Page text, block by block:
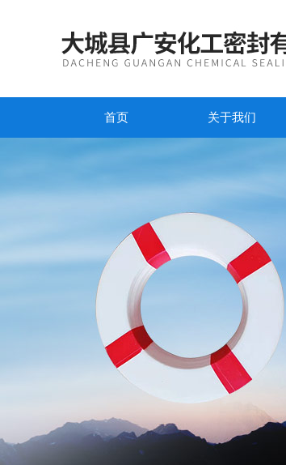
首页 关于我们